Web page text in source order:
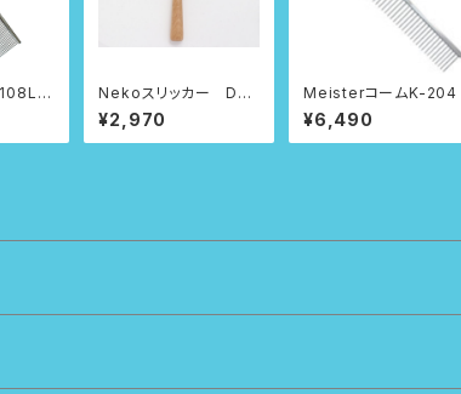
Nekoスリッカー Dee
p
¥2,970
MeisterコームK-204
¥6,490